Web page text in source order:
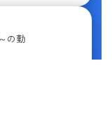
の勤